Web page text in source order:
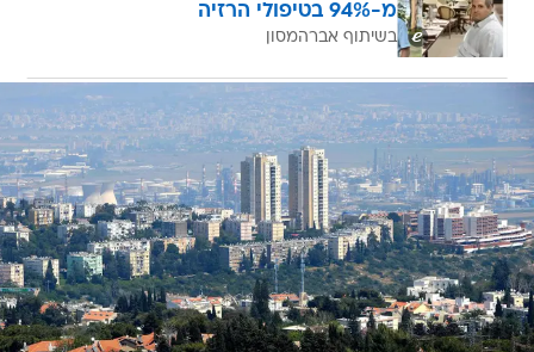
מ-94% בטיפולי הרזיה
בשיתוף אברהמסון